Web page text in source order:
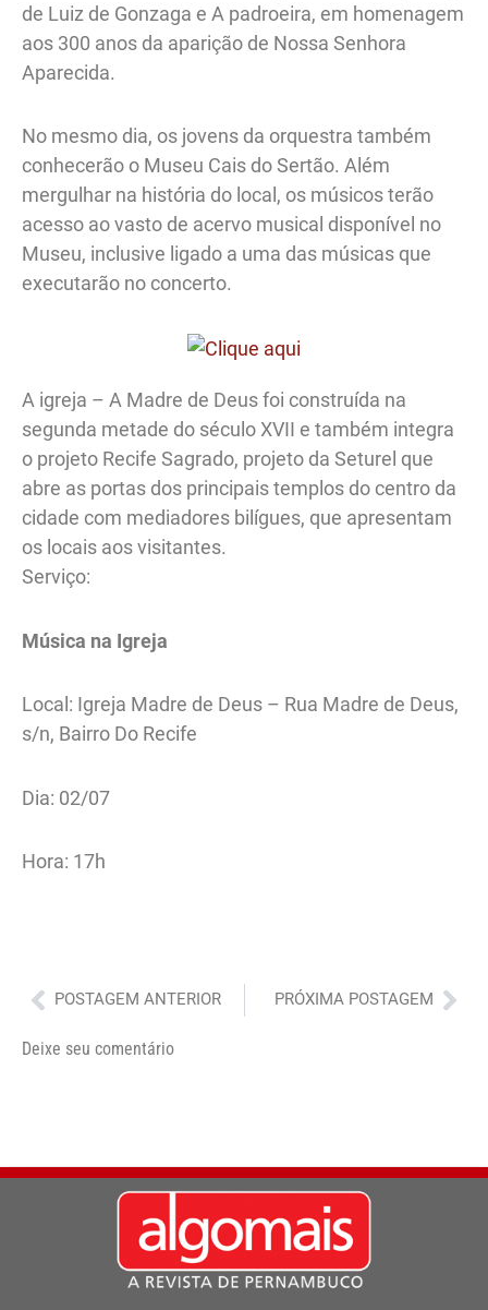
de Luiz de Gonzaga e A padroeira, em homenagem
aos 300 anos da aparição de Nossa Senhora
Aparecida.
No mesmo dia, os jovens da orquestra também
conhecerão o Museu Cais do Sertão. Além
mergulhar na história do local, os músicos terão
acesso ao vasto de acervo musical disponível no
Museu, inclusive ligado a uma das músicas que
executarão no concerto.
A igreja – A Madre de Deus foi construída na
segunda metade do século XVII e também integra
o projeto Recife Sagrado, projeto da Seturel que
abre as portas dos principais templos do centro da
cidade com mediadores bilígues, que apresentam
os locais aos visitantes.
Serviço:
Música na Igreja
Local: Igreja Madre de Deus – Rua Madre de Deus,
s/n, Bairro Do Recife
Dia: 02/07
Hora: 17h
Anterior
POSTAGEM ANTERIOR PRÓXIMA POSTAGEM
Deixe seu comentário